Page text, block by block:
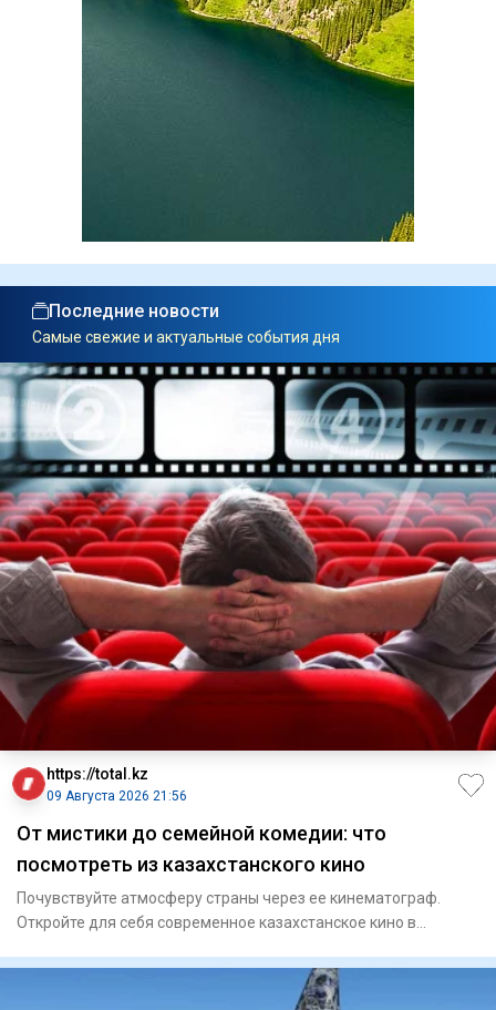
Последние новости
Самые свежие и актуальные события дня
https://total.kz
09 Августа 2026 21:56
От мистики до семейной комедии: что
посмотреть из казахстанского кино
Почувствуйте атмосферу страны через ее кинематограф.
Откройте для себя современное казахстанское кино в